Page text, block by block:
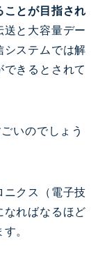
ことが目指され
送と大容量デー
システムでは解
きるとされて
いのでしょう
ニクス（電子技
なればなるほど
。